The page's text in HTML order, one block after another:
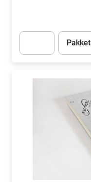
Eenheid
Pakket